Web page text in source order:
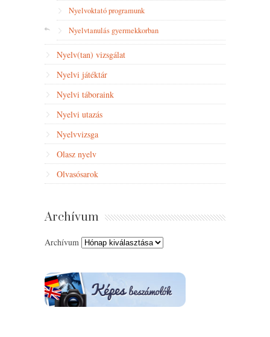
Nyelvoktató programunk
Nyelvtanulás gyermekkorban
Nyelv(tan) vizsgálat
Nyelvi játéktár
Nyelvi táboraink
Nyelvi utazás
Nyelvvizsga
Olasz nyelv
Olvasósarok
Archívum
Archívum